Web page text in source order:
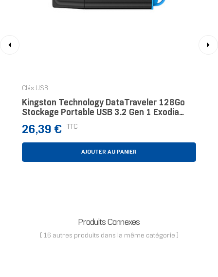
Clés USB
Kingston Technology DataTraveler 128Go
Stockage Portable USB 3.2 Gen 1 Exodia
Prix
26,39 € TTC
AJOUTER AU PANIER
Produits Connexes
( 16 autres produits dans la même catégorie )